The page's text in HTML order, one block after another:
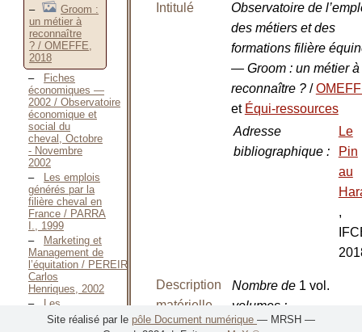
Groom :
un métier à
reconnaître
? / OMEFFE,
2018
Fiches
économiques —
2002 / Observatoire
économique et
social du
cheval, Octobre
- Novembre
2002
Les emplois
générés par la
filière cheval en
France / PARRA
I., 1999
Marketing et
Management de
l’équitation / PEREIRA
Carlos
Henriques, 2002
Les
formations aux
Intitulé
Observatoire de
des métiers et des
formations filière
— Groom : un métier à
reconnaître ? /
et Équi-ressources
Adresse
bibliographique:
Le
Pin
au
,
Description
matérielle
Nombre de
volumes:
1 vol.
Nombre de 47 p.
Site réalisé par le pôle Document numérique — MRSH —